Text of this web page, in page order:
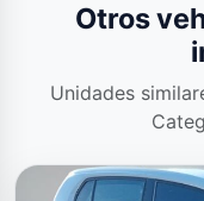
Otros
Unidades